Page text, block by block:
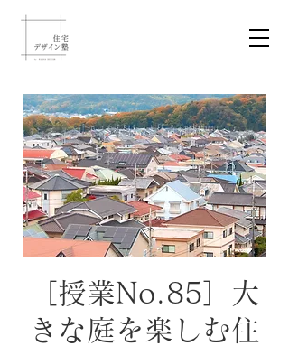
［授業No.85］大
きな庭を楽しむ住